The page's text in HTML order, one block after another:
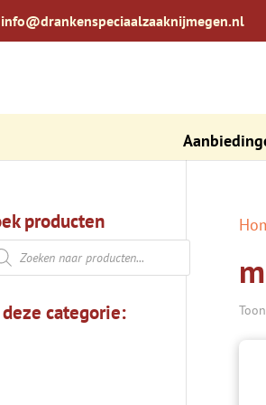
info@drankenspeciaalzaaknijmegen.nl
producten
categorie: